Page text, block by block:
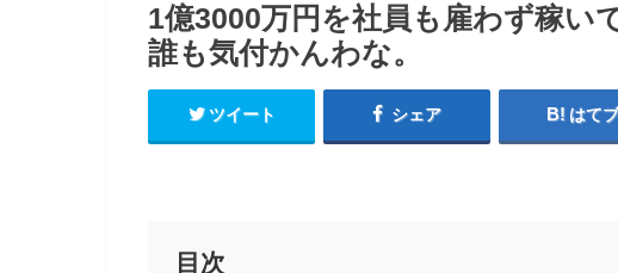
1億3000万円を社員も雇わず稼い
誰も気付かんわな。
ツイート シェア はてブ
目次